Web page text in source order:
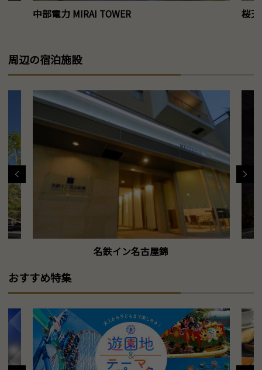
中部電力 MIRAI TOWER 桜
周辺の宿泊施設
名鉄イン名古屋錦
おすすめ特集